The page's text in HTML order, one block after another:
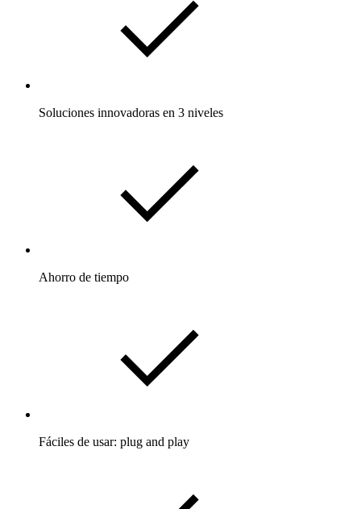
Soluciones innovadoras en 3 niveles
Ahorro de tiempo
Fáciles de usar: plug and play